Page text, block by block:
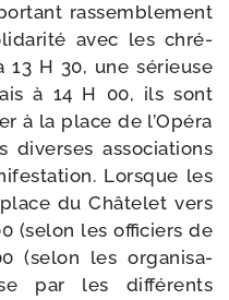
ras­sem­ble­ment
avec les chré­
13 H 30, une sérieuse
à 14 H 00, ils sont
à la place de l’Opéra
diverses asso­cia­tions
Lorsque les
du Châtelet vers
(selon les offi­ciers de
(selon les orga­ni­sa­
par les dif­fé­rents